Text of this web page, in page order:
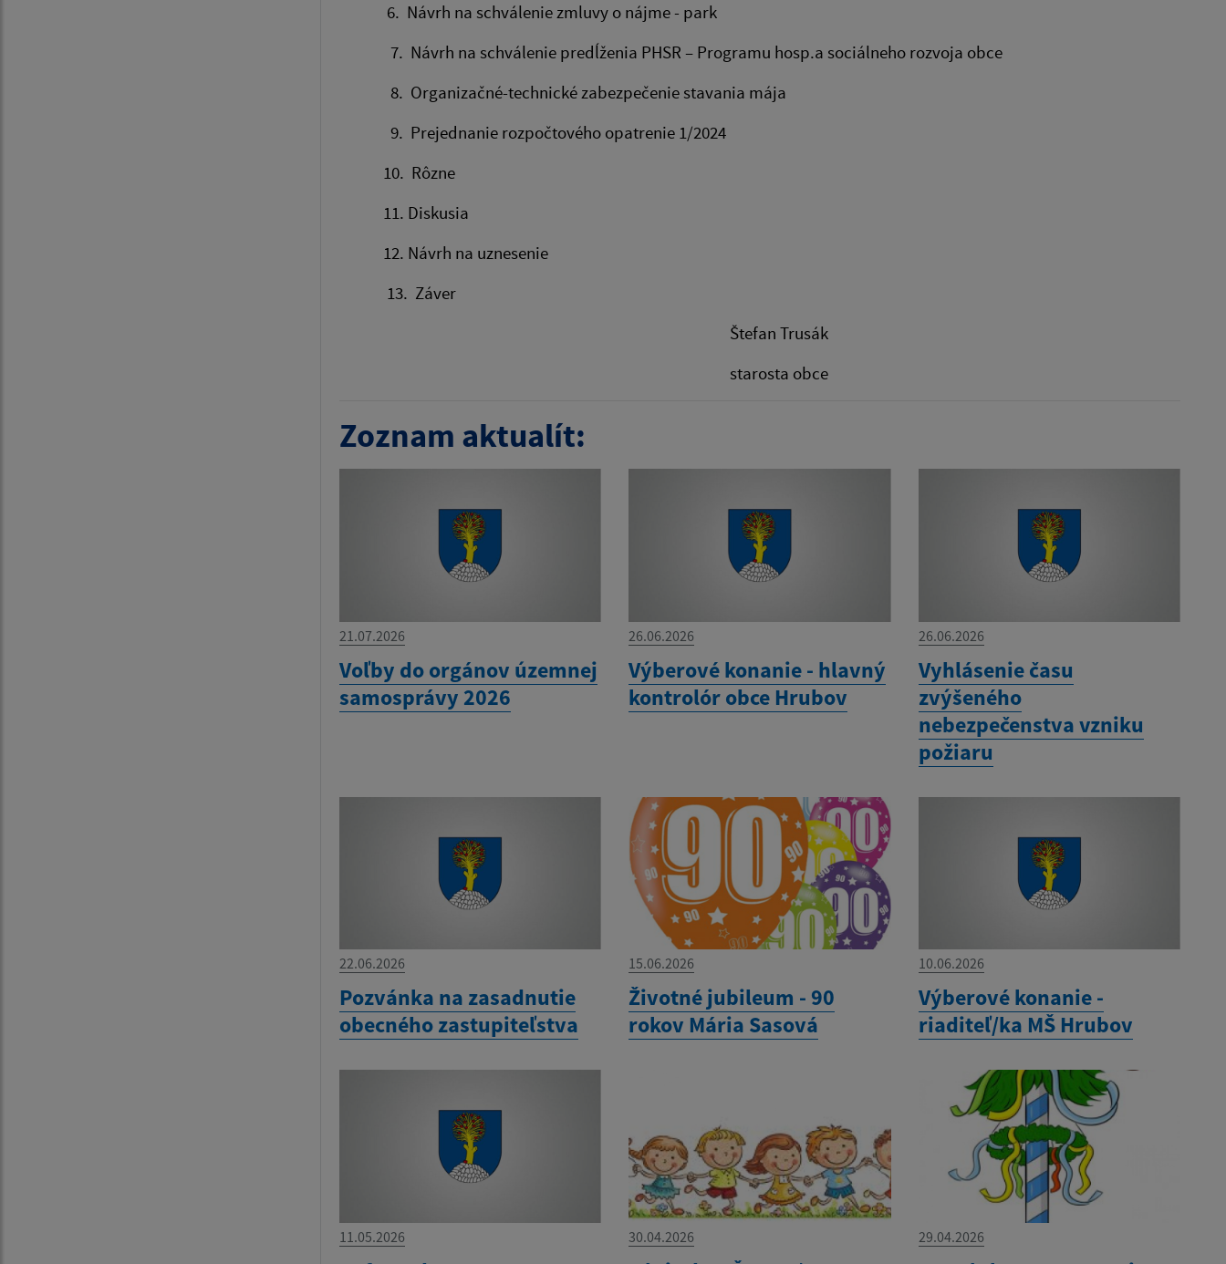
6. Návrh na schválenie zmluvy o nájme - park
7. Návrh na schválenie predĺženia PHSR – Programu hosp.a sociálneho rozvoja obce
8. Organizačné-technické zabezpečenie stavania mája
9. Prejednanie rozpočtového opatrenie 1/2024
10. Rôzne
11. Diskusia
12. Návrh na uznesenie
13. Záver
Štefan Trusák
starosta obce
Zoznam aktualít:
21.07.2026
Voľby do orgánov územnej
samosprávy 2026
26.06.2026
Výberové konanie - hlavný
kontrolór obce Hrubov
26.06.2026
Vyhlásenie času
zvýšeného
nebezpečenstva vzniku
požiaru
22.06.2026
Pozvánka na zasadnutie
obecného zastupiteľstva
15.06.2026
Životné jubileum - 90
rokov Mária Sasová
10.06.2026
Výberové konanie -
riaditeľ/ka MŠ Hrubov
11.05.2026 30.04.2026 29.04.2026